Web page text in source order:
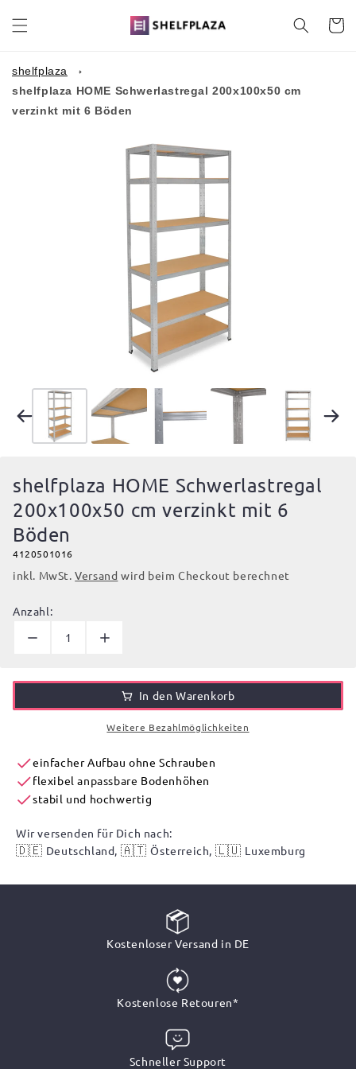
zum
Inhalt
shelfplaza
shelfplaza HOME Schwerlastregal 200x100x50 cm
verzinkt mit 6 Böden
shelfplaza HOME Schwerlastregal
200x100x50 cm verzinkt mit 6
Böden
4120501016
inkl. MwSt.Versand wird beim Checkout berechnet
Anzahl:
In den Warenkorb
Weitere Bezahlmöglichkeiten
einfacher Aufbau ohne Schrauben
flexibelanpassbare Bodenhöhen
stabil und hochwertig
Wir versenden für Dich nach:
🇩🇪 Deutschland, 🇦🇹Österreich, 🇱🇺 Luxemburg
Kostenloser Versand in DE
Kostenlose Retouren*
Schneller Support